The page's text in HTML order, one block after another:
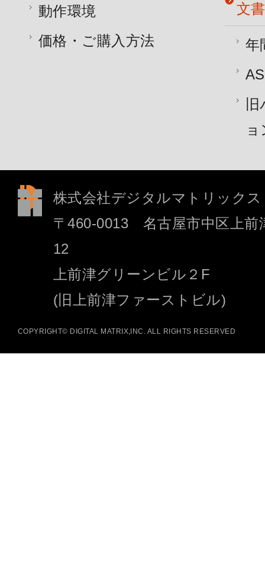
動作環境
価格・ご購入方法
文
年
株式会社デジタルマトリックス
〒460-0013 名古屋市中区上前
12
上前津グリーンビル２F
(旧上前津ファーストビル)
COPYRIGHT© DIGITAL MATRIX,INC. ALL RIGHTS RESERVED